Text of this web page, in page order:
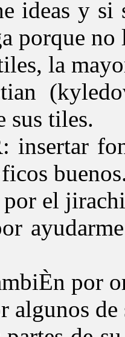
ideas y
porque no
la
sus tiles.
insertar
el
por
algunos de